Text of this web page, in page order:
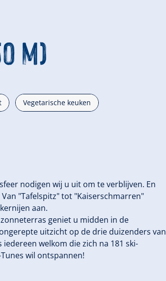
m)
Vegetarische keuken
nodigen wij u uit om te verblijven. En
"Tafelspitz" tot "Kaiserschmarren"
aan.
geniet u midden in de
uitzicht op de drie duizenders van
welkom die zich na 181 ski-
wil ontspannen!